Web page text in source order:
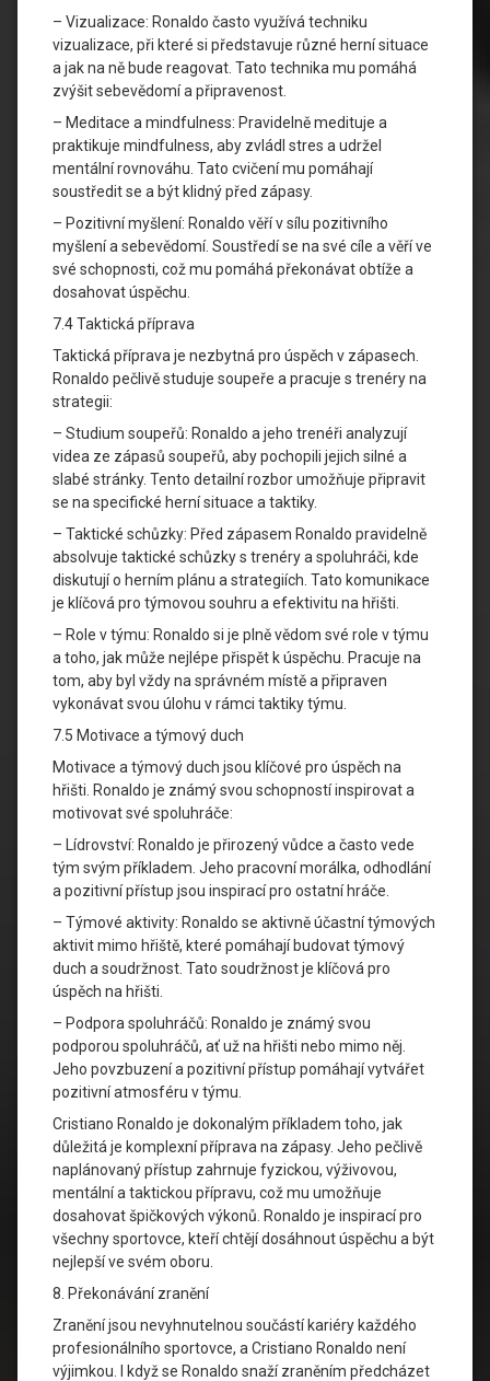
– Vizualizace: Ronaldo často využívá techniku
vizualizace, při které si představuje různé herní situace
a jak na ně bude reagovat. Tato technika mu pomáhá
zvýšit sebevědomí a připravenost.
– Meditace a mindfulness: Pravidelně medituje a
praktikuje mindfulness, aby zvládl stres a udržel
mentální rovnováhu. Tato cvičení mu pomáhají
soustředit se a být klidný před zápasy.
– Pozitivní myšlení: Ronaldo věří v sílu pozitivního
myšlení a sebevědomí. Soustředí se na své cíle a věří ve
své schopnosti, což mu pomáhá překonávat obtíže a
dosahovat úspěchu.
7.4 Taktická příprava
Taktická příprava je nezbytná pro úspěch v zápasech.
Ronaldo pečlivě studuje soupeře a pracuje s trenéry na
strategii:
– Studium soupeřů: Ronaldo a jeho trenéři analyzují
videa ze zápasů soupeřů, aby pochopili jejich silné a
slabé stránky. Tento detailní rozbor umožňuje připravit
se na specifické herní situace a taktiky.
– Taktické schůzky: Před zápasem Ronaldo pravidelně
absolvuje taktické schůzky s trenéry a spoluhráči, kde
diskutují o herním plánu a strategiích. Tato komunikace
je klíčová pro týmovou souhru a efektivitu na hřišti.
– Role v týmu: Ronaldo si je plně vědom své role v týmu
a toho, jak může nejlépe přispět k úspěchu. Pracuje na
tom, aby byl vždy na správném místě a připraven
vykonávat svou úlohu v rámci taktiky týmu.
7.5 Motivace a týmový duch
Motivace a týmový duch jsou klíčové pro úspěch na
hřišti. Ronaldo je známý svou schopností inspirovat a
motivovat své spoluhráče:
– Lídrovství: Ronaldo je přirozený vůdce a často vede
tým svým příkladem. Jeho pracovní morálka, odhodlání
a pozitivní přístup jsou inspirací pro ostatní hráče.
– Týmové aktivity: Ronaldo se aktivně účastní týmových
aktivit mimo hřiště, které pomáhají budovat týmový
duch a soudržnost. Tato soudržnost je klíčová pro
úspěch na hřišti.
– Podpora spoluhráčů: Ronaldo je známý svou
podporou spoluhráčů, ať už na hřišti nebo mimo něj.
Jeho povzbuzení a pozitivní přístup pomáhají vytvářet
pozitivní atmosféru v týmu.
Cristiano Ronaldo je dokonalým příkladem toho, jak
důležitá je komplexní příprava na zápasy. Jeho pečlivě
naplánovaný přístup zahrnuje fyzickou, výživovou,
mentální a taktickou přípravu, což mu umožňuje
dosahovat špičkových výkonů. Ronaldo je inspirací pro
všechny sportovce, kteří chtějí dosáhnout úspěchu a být
nejlepší ve svém oboru.
8. Překonávání zranění
Zranění jsou nevyhnutelnou součástí kariéry každého
profesionálního sportovce, a Cristiano Ronaldo není
výjimkou. I když se Ronaldo snaží zraněním předcházet